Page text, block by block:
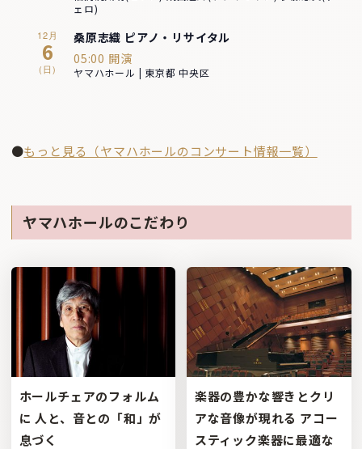
ェロ)
12月
6
(日)
桑原志織 ピアノ・リサイタル
05:00 開演
ヤマハホール | 東京都 中央区
●もっと見る（ヤマハホールのコンサート情報一覧）
ヤマハホールのこだわり
ホールチェアのフォルム
に 人と、音との「和」が
息づく
楽器の豊かな響きとクリ
アな音像が現れる アコー
スティック楽器に最適な